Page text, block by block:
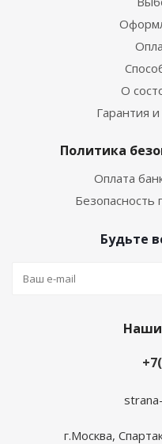
О
Гарантия
Политика
Оплата
Безопасность
Будьте
Наши
г.Москва,